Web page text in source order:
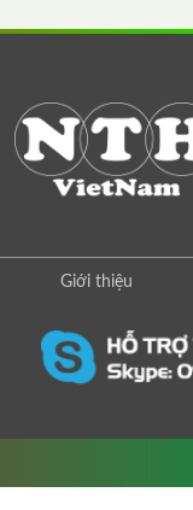
Giới thiệu